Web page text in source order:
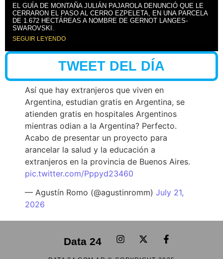
EL GUÍA DE MONTAÑA JULIÁN PAJAROLA DENUNCIÓ QUE LE
CERRARON EL PASO AL CERRO EZPELETA, EN UNA PARCELA
DE 1.672 HECTÁREAS A NOMBRE DE GERNOT LANGES-
SWAROVSKI.
SEGUIR LEYENDO
TWEET DEL DÍA
Así que hay extranjeros que viven en
Argentina, estudian gratis en Argentina, se
atienden gratis en hospitales Argentinos
mientras odian a la Argentina? Perfecto.
Acabo de presentar un proyecto para
arancelar la salud y la educación a
extranjeros en la provincia de Buenos Aires.
pic.twitter.com/Pppyd23460
— Agustín Romo (@agustinromm) July 21,
2026
Data 24